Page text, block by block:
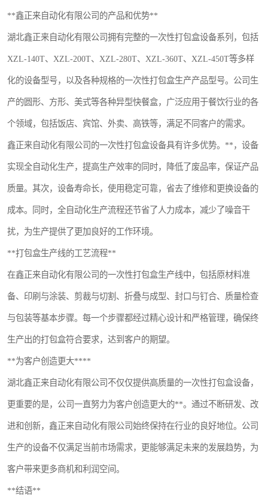
**鑫正来自动化有限公司的产品和优势**
湖北鑫正来自动化有限公司拥有完整的一次性打包盒设备系列，包括
XZL-140T、XZL-200T、XZL-280T、XZL-360T、XZL-450T等多样
化的设备型号，以及各种规格的一次性打包盒生产产品型号。公司生
产的圆形、方形、美式等各种异型快餐盒，广泛应用于餐饮行业的各
个领域，包括饭店、宾馆、外卖、高铁等，满足不同客户的需求。
鑫正来自动化有限公司的一次性打包盒设备具有许多优势。**，设备
实现全自动化生产，提高生产效率的同时，降低了废品率，保证产品
质量。其次，设备寿命长，使用稳定可靠，省去了维修和更换设备的
成本。同时，全自动化生产流程还节省了人力成本，减少了噪音干
扰，为生产提供了更加良好的工作环境。
**打包盒生产线的工艺流程**
在鑫正来自动化有限公司的一次性打包盒生产线中，包括原材料准
备、印刷与涂装、剪裁与切割、折叠与成型、封口与钉合、质量检查
与包装等基本步骤。每一个步骤都经过精心设计和严格管理，确保终
生产出的打包盒符合要求，达到客户的期望。
**为客户创造更大****
湖北鑫正来自动化有限公司不仅仅提供高质量的一次性打包盒设备，
更重要的是，公司一直努力为客户创造更大的**。通过不断研发、改
进和创新，鑫正来自动化有限公司始终保持在行业的良好地位。公司
生产的设备不仅满足当前市场需求，更能够满足未来的发展趋势，为
客户带来更多商机和利润空间。
**结语**